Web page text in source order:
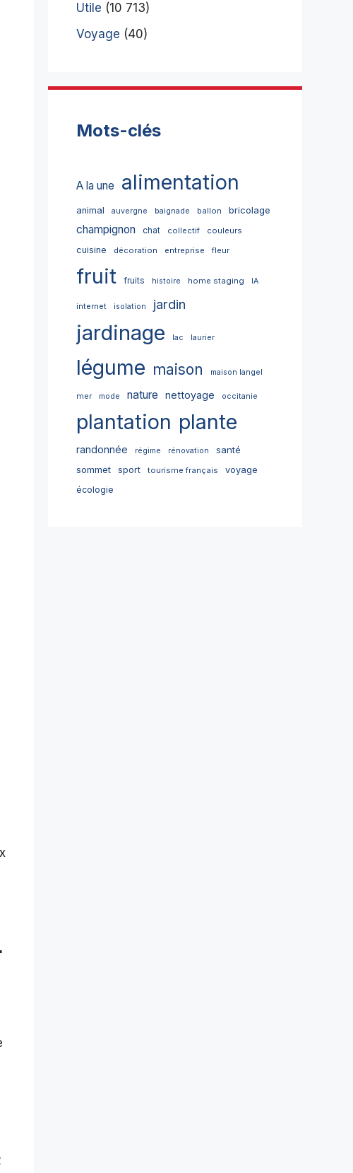
Utile (10 713)
Voyage (40)
Mots-clés
A la une alimentation
animal auvergne baignade ballon bricolage
champignon chat collectif couleurs
cuisine décoration entreprise fleur
fruit fruits histoire home staging IA
internet isolation jardin
jardinage lac laurier
légume maison maison langel
mer mode nature nettoyage occitanie
plantation plante
randonnée régime rénovation
santé
sommet
sport tourisme français
voyage
écologie